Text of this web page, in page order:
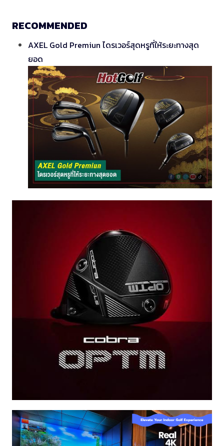
RECOMMENDED
AXEL Gold Premiun ไดรเวอร์สุดหรูที่ให้ระยะทางสุด
ยอด